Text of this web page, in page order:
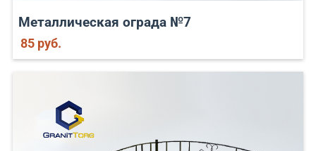
Металлическая ограда №7
85 руб.